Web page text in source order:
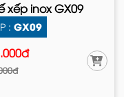
xếp inox GX09
: GX09